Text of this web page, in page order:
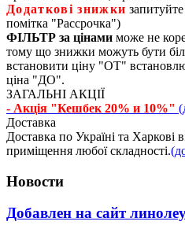
Додаткові знижки
помітка "Рассрочка")
ФІЛЬТР за цінами може не
тому що знижки можуть бути
встановити ціну "ОТ"
ціна "ДО".
ЗАГАЛЬНІ АКЦІЇ
- Акція "Кешбек 20% и 10%"
Доставка
Доставка по Україні та Харкові
приміщення любої складності.
Новости
Добавлен на сайт